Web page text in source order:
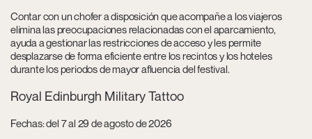
Contar con un chofer a disposición que acompañe a los viajeros
elimina las preocupaciones relacionadas con el aparcamiento,
ayuda a gestionar las restricciones de acceso y les permite
desplazarse de forma eficiente entre los recintos y los hoteles
durante los periodos de mayor afluencia del festival.
Royal Edinburgh Military Tattoo
Fechas: del 7 al 29 de agosto de 2026